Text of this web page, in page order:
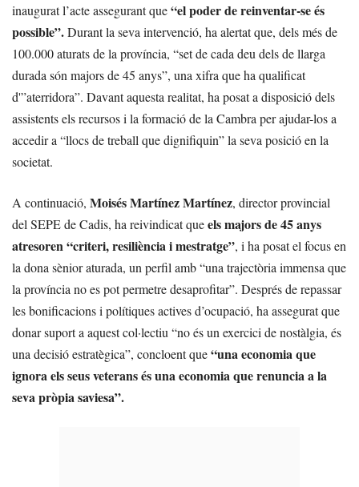
inaugurat l’acte assegurant que“el poder de reinventar-se és
possible”.Durant la seva intervenció, ha alertat que, dels més de
100.000 aturats de la província, “set de cada deu dels de llarga
durada són majors de 45 anys”, una xifra que ha qualificat
d'”aterridora”. Davant aquesta realitat, ha posat a disposició dels
assistents els recursos i la formació de la Cambra per ajudar-los a
accedir a “llocs de treball que dignifiquin” la seva posició en la
societat.
A continuació, Moisés Martínez Martínez, director provincial
del SEPE de Cadis, ha reivindicat queels majors de 45 anys
atresoren “criteri, resiliència i mestratge”, i ha posat el focus en
la dona sènior aturada, un perfil amb “una trajectòria immensa que
la província no es pot permetre desaprofitar”. Després de repassar
les bonificacions i polítiques actives d’ocupació, ha assegurat que
donar suport a aquest col·lectiu “no és un exercici de nostàlgia, és
una decisió estratègica”, concloent que“una economia que
ignora els seus veterans és una economia que renuncia a la
seva pròpia saviesa”.